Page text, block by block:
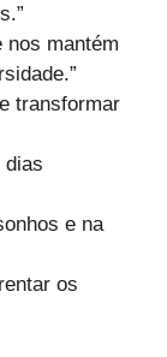
nos mantém
transformar
dias
e na
os